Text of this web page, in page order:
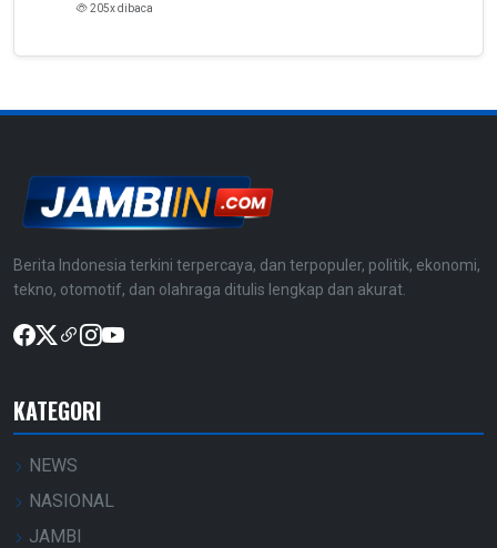
205x dibaca
Berita Indonesia terkini terpercaya, dan terpopuler, politik, ekonomi,
tekno, otomotif, dan olahraga ditulis lengkap dan akurat.
KATEGORI
NEWS
NASIONAL
JAMBI